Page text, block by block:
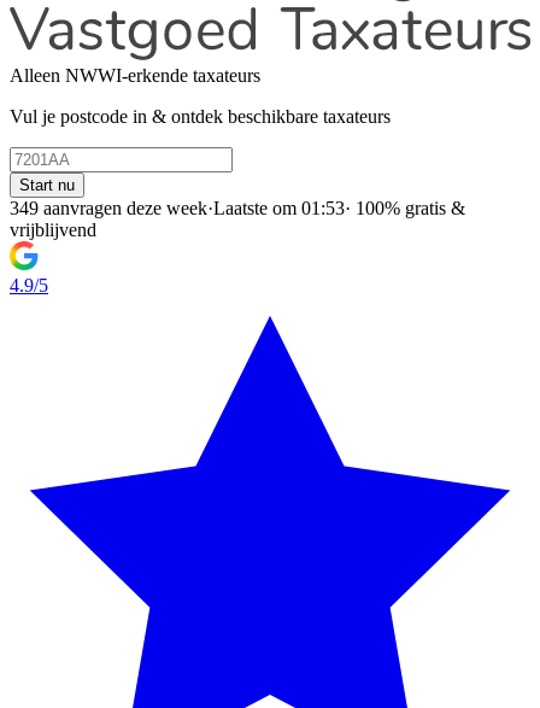
Alleen NWWI-erkende taxateurs
Vul je postcode in & ontdek beschikbare taxateurs
Start nu
349 aanvragen deze week·Laatste om 01:53· 100% gratis &
vrijblijvend
4.9/5